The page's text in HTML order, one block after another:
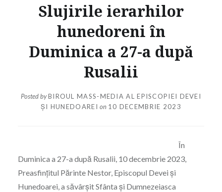
Slujirile ierarhilor
hunedoreni în
Duminica a 27-a după
Rusalii
Posted byBIROUL MASS-MEDIA AL EPISCOPIEI DEVEI
ȘI HUNEDOAREI on 10 DECEMBRIE 2023
În
Duminica a 27-a după Rusalii, 10 decembrie 2023,
Preasfințitul Părinte Nestor, Episcopul Devei și
Hunedoarei, a săvârșit Sfânta și Dumnezeiasca